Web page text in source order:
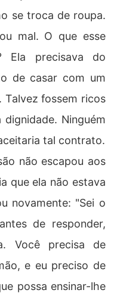
se troca de roupa.
mal. O que esse
Ela precisava do
de casar com um
Talvez fossem ricos
Ninguém
tal contrato.
não escapou aos
que ela não estava
novamente: "Sei o
de responder,
Você precisa de
e eu preciso de
possa ensinar-lhe